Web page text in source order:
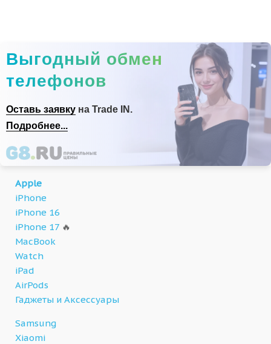
Выгодный обмен
телефонов
Оставь заявку на Trade IN.
Подробнее...
Apple
iPhone
iPhone 16
iPhone 17 🔥
MacBook
Watch
iPad
AirPods
Гаджеты и Аксессуары
Samsung
Xiaomi